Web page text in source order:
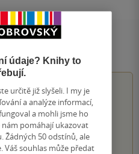
z5
čtenářů
údaje? Knihy to
určitě již slyšeli. I my je
a analýze informací,
a mohli jsme ho
nám pomáhají ukazovat
Žádných 50 odstínů, ale
Váš souhlas může předat